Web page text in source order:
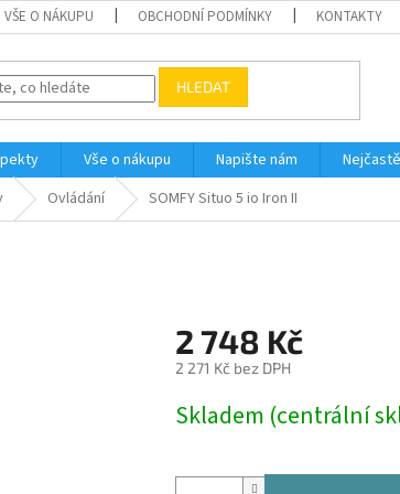
VŠE O NÁKUPU OBCHODNÍ PODMÍNKY KONTAKTY
HLEDAT
Vše o nákupu Napište nám
Ovládání SOMFY Situo 5 io Iron II
2 748 Kč
2 271 Kč bez DPH
cena:
Skladem (centrální